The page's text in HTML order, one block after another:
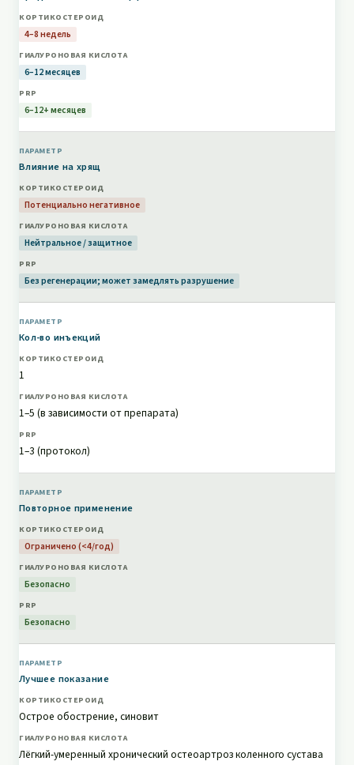
Может маскировать прогрессирование основного
Повышенный риск инфекции сустава у пациентов
с диабетом (преходящий)
Постинъекционная «вспышка» в 2–10 % случаев
⚠
Важное клиническое примечание:
Продольные исследования МРТ (Raynauld et
большую потерю объёма хряща через 2 года у
пациентов с остеоартрозом коленного
физиологическим раствором. Этот вывод не
отменяет их применения, но должен
4–8 недель
6–12 месяцев
6–12+ месяцев
Влияние на хрящ
Потенциально негативное
Нейтральное / защитное
Без регенерации; может замедлять разрушение
Кол-во инъекций
1
1–5 (в зависимости от препарата)
1–3 (протокол)
Повторное применение
Ограничено (<4/год)
Безопасно
Безопасно
Лучшее показание
Острое обострение, синовит
Лёгкий-умеренный хронический остеоартроз коленного сустава